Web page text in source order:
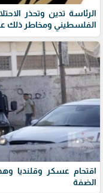
الرئاسة تدين وتحذر
الفلسطيني ومخاطر ذلك
اقتحام عسكر وقلنديا
الضفة